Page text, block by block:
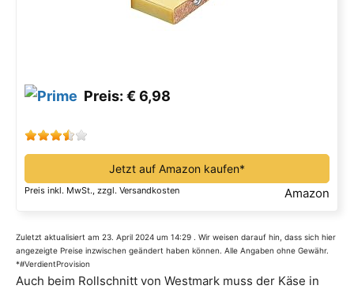
Preis: € 6,98
Jetzt auf Amazon kaufen*
Preis inkl. MwSt., zzgl. Versandkosten Amazon
Zuletzt aktualisiert am 23. April 2024 um 14:29 . Wir weisen darauf hin, dass sich hier
angezeigte Preise inzwischen geändert haben können. Alle Angaben ohne Gewähr.
*#VerdientProvision
Auch beim Rollschnitt von Westmark muss der Käse in